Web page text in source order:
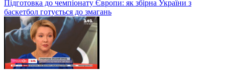
Підготовка до чемпіонату Європи: як збірна України з
баскетбол готується до змагань